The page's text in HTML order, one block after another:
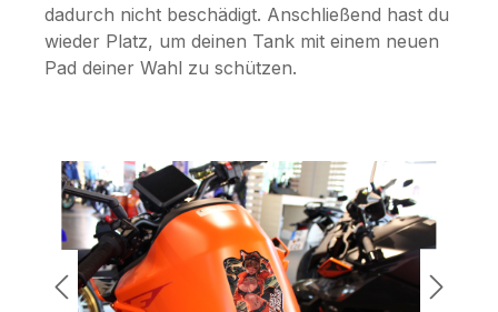
dadurch nicht beschädigt. Anschließend hast du
wieder Platz, um deinen Tank mit einem neuen
Pad deiner Wahl zu schützen.
Bildergalerie überspringen